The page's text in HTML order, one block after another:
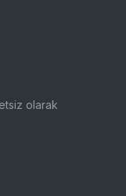
olarak